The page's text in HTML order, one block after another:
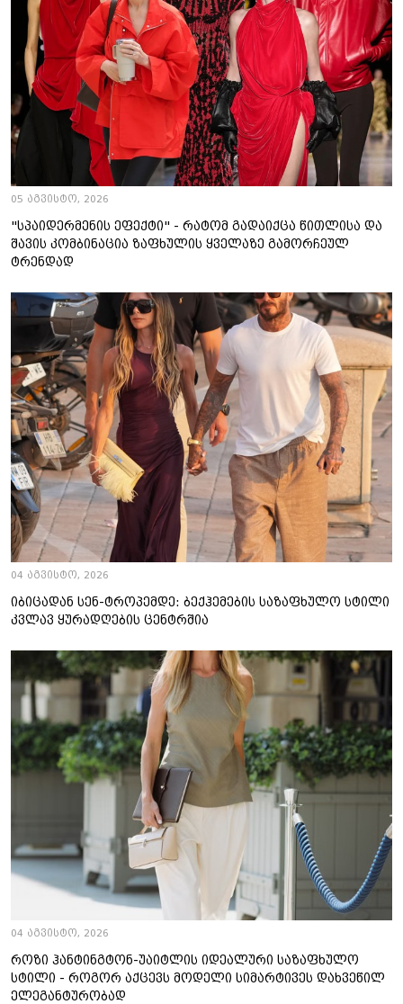
05 აგვისტო, 2026
"სპაიდერმენის ეფექტი" - რატომ გადაიქცა წითლისა და
შავის კომბინაცია ზაფხულის ყველაზე გამორჩეულ
ტრენდად
04 აგვისტო, 2026
იბიცადან სენ-ტროპემდე: ბექჰემების საზაფხულო სტილი
კვლავ ყურადღების ცენტრშია
04 აგვისტო, 2026
როზი ჰანტინგტონ-უაიტლის იდეალური საზაფხულო
სტილი - როგორ აქცევს მოდელი სიმარტივეს დახვეწილ
ელეგანტურობად